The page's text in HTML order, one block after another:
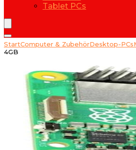
Tablet PCs
StartComputer & ZubehörDesktop-PCs
4GB